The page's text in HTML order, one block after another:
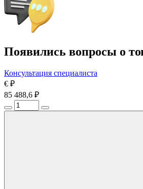
Появились вопросы о
Консультация специалиста
€ ₽
85 488,6 ₽